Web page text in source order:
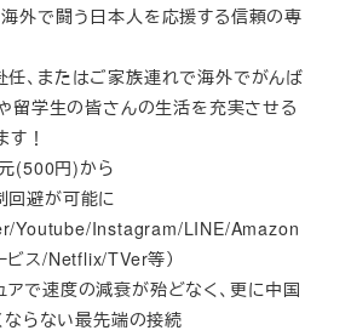
外で闘う日本人を応援する信頼の専
任、またはご家族連れで海外でがんば
留学生の皆さんの生活を充実させる
！
(500円)から
回避が可能に
Youtube/Instagram/LINE/Amazon
ス/Netflix/TVer等）
アで速度の減衰が殆どなく、更に中国
ならない最先端の接続